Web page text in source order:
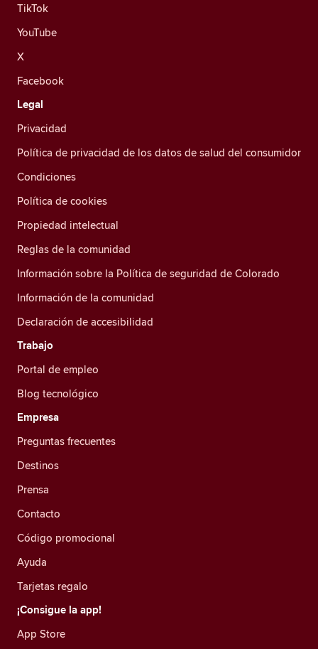
TikTok
YouTube
X
Facebook
Legal
Privacidad
Política de privacidad de los datos de salud del consumidor
Condiciones
Política de cookies
Propiedad intelectual
Reglas de la comunidad
Información sobre la Política de seguridad de Colorado
Información de la comunidad
Declaración de accesibilidad
Trabajo
Portal de empleo
Blog tecnológico
Empresa
Preguntas frecuentes
Destinos
Prensa
Contacto
Código promocional
Ayuda
Tarjetas regalo
¡Consigue la app!
App Store